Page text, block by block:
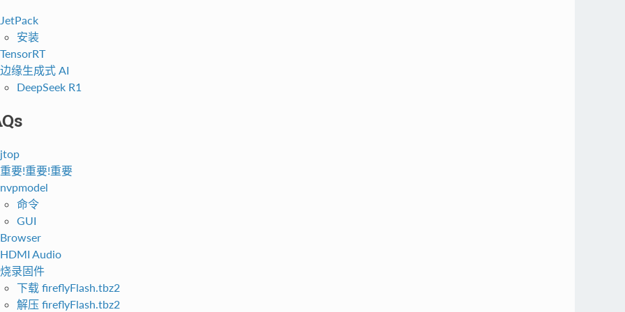
JetPack
安装
TensorRT
边缘生成式 AI
DeepSeek R1
jtop
重要!重要!重要
nvpmodel
命令
GUI
Browser
HDMI Audio
烧录固件
下载 fireflyFlash.tbz2
解压 fireflyFlash.tbz2